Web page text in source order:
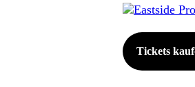
Eastside
Tickets